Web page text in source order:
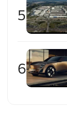
5
6